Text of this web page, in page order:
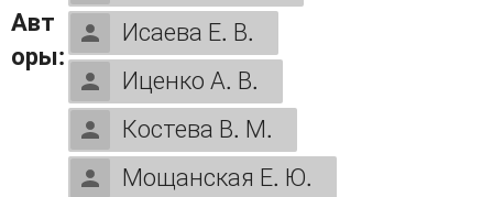
Авт
оры:
Исаева Е. В.
Иценко А. В.
Костева В. М.
Мощанская Е. Ю.